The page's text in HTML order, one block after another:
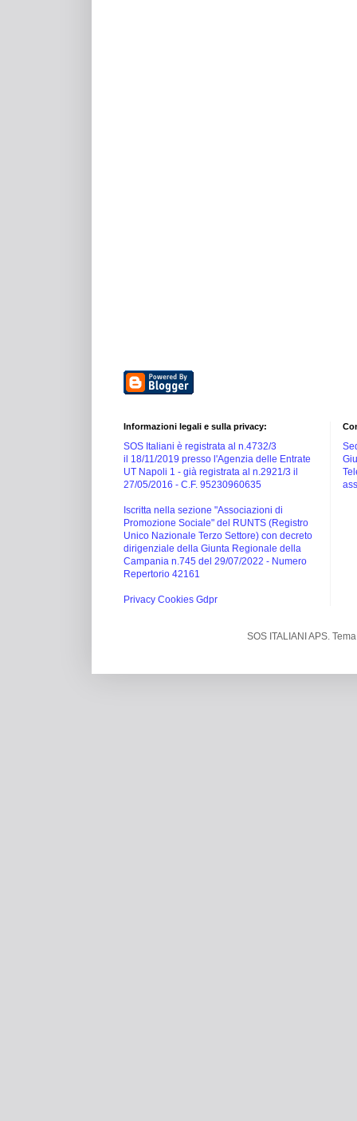
Informazioni legali e sulla privacy:
SOS Italiani è registrata al n.4732/3
il 18/11/2019 presso l'Agenzia delle Entrate
UT Napoli 1 - già registrata al n.2921/3 il
27/05/2016 - C.F. 95230960635
Iscritta nella sezione "Associazioni di
Promozione Sociale" del RUNTS (Registro
Unico Nazionale Terzo Settore) con decreto
dirigenziale della Giunta Regionale della
Campania n.745 del 29/07/2022 - Numero
Repertorio 42161
Privacy Cookies Gdpr
SOS ITALIANI APS.